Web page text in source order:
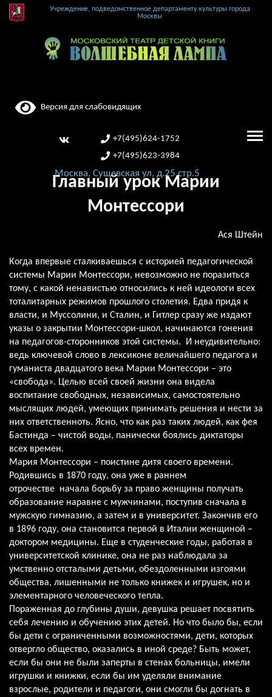
Учреждение, подведомственное департаменту культуры города
Москвы
Версия для слабовидящих
+7(495)624-1752
+7(495)623-3984
Москва, Сущевская ул, д.25 стр.5
Главный урок Марии
Монтессори
Ася Штейн
Когда впервые сталкиваешься с историей педагогической
системы Марии Монтессори, невозможно не поразиться
тому, с какой ненавистью относились к ней идеологи всех
тоталитарных режимов прошлого столетия. Едва придя к
власти, и Муссолини, и Сталин, и Гитлер сразу же издают
указы о закрытии Монтессори-школ, начинаются гонения
на педагогов-сторонников этой системы. И неудивительно:
ведь ключевой слово в лексиконе величайшего педагога и
гуманиста двадцатого века Марии Монтессори – это
«свобода». Целью всей своей жизни она видела
воспитание свободных, независимых, самостоятельно
мыслящих людей, умеющих принимать решения и нести за
них ответственноть. Ясно, что как раз таких людей, как фея
Бастинда – чистой воды, панически боялись диктаторы
всех времен.
Мария Монтессори – поистине дитя своего времени.
Родившись в 1870 году, она уже в раннем
отрочестве начала борьбу за право женщины получать
образование наравне с мужчинами, поступив сначала в
мужскую гимназию, а затем и в университет. Закончив его
в 1896 году, она становится первой в Италии женщиной –
доктором медицины. Еще в студенческие годы, работая в
университетской клинике, она не раз наблюдала за
умственно отсталыми детьми, обездоленными изгоями
общества, лишенными не только книжек и игрушек, но и
элементарного человеческого тепла.
Пораженная до глубины души, девушка решает посвятить
себя лечению и обучению этих детей. Но что было бы, если
бы дети с ограниченными возможностями, дети, которых
отвергло общество, оказались в иной среде? Быть может,
если бы они не были заперты в стенах больницы, имели
игрушки и книжки, если бы им уделяли внимание
взрослые, родители и педагоги, они смогли бы догнать в